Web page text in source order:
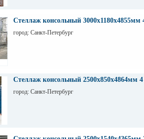
Стеллаж консольный 3000х1180х4855мм
город: Санкт-Петербург
Стеллаж консольный 2500х850х4864мм
город: Санкт-Петербург